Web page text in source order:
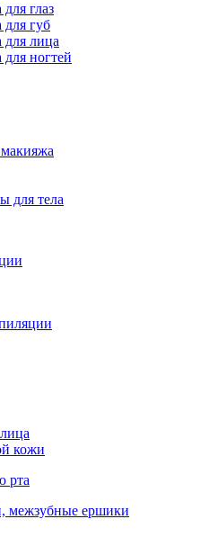
глаз
для губ
для лица
для ногтей
для тела
кожи
рта
межзубные ершики